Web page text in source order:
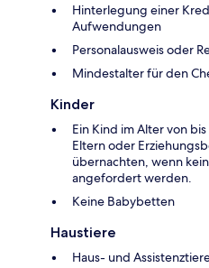
Hinterlegung einer
Aufwendungen
Personalausweis oder
Mindestalter für den
Kinder
Ein Kind im Alter von
Eltern oder
übernachten, wenn
angefordert werden.
Keine Babybetten
Haustiere
Haus- und